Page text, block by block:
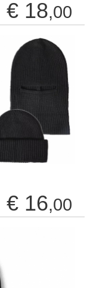
€ 18,00
€ 16,00